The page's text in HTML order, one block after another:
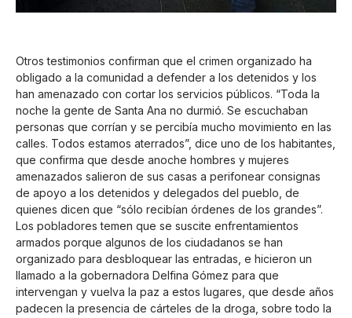
Otros testimonios confirman que el crimen organizado ha
obligado a la comunidad a defender a los detenidos y los
han amenazado con cortar los servicios públicos. “Toda la
noche la gente de Santa Ana no durmió. Se escuchaban
personas que corrían y se percibía mucho movimiento en las
calles. Todos estamos aterrados”, dice uno de los habitantes,
que confirma que desde anoche hombres y mujeres
amenazados salieron de sus casas a perifonear consignas
de apoyo a los detenidos y delegados del pueblo, de
quienes dicen que “sólo recibían órdenes de los grandes”.
Los pobladores temen que se suscite enfrentamientos
armados porque algunos de los ciudadanos se han
organizado para desbloquear las entradas, e hicieron un
llamado a la gobernadora Delfina Gómez para que
intervengan y vuelva la paz a estos lugares, que desde años
padecen la presencia de cárteles de la droga, sobre todo la